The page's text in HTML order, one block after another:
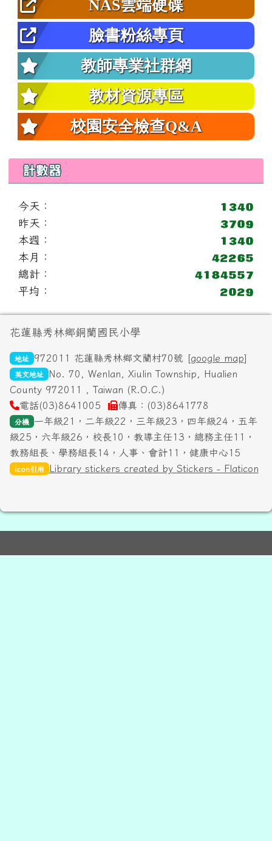
NAS雲端硬碟
臉書粉絲專頁
教師專業社群網
教材資源專區
校園安全檢查Q&A
計數器
今天：
昨天：
本週：
本月：
總計：
平均：
頁尾區域內容
花蓮縣秀林鄉銅蘭國民小學
地址 972011 花蓮縣秀林鄉文蘭村70號 [google map]
英文地址
No. 70, Wenlan, Xiulin Township, Hualien
County 972011 , Taiwan (R.O.C.)
電話(03)8641005
傳真：(03)8641778
分機
一年級21，二年級22，三年級23，四年級24，五年
級25，六年級26，校長10，教導主任13，總務主任11，
教務組長、學務組長14，人事、會計11，健康中心15
icon引用 Library stickers created by Stickers - Flaticon